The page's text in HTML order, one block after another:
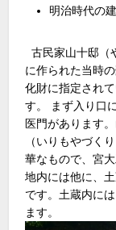
明治時代の
古民家山十邸（
に作られた当時
化財に指定され
す。 まず入り口
医門があります
（いりもやづく
華なもので、宮
地内には他に、
です。土蔵内に
ます。